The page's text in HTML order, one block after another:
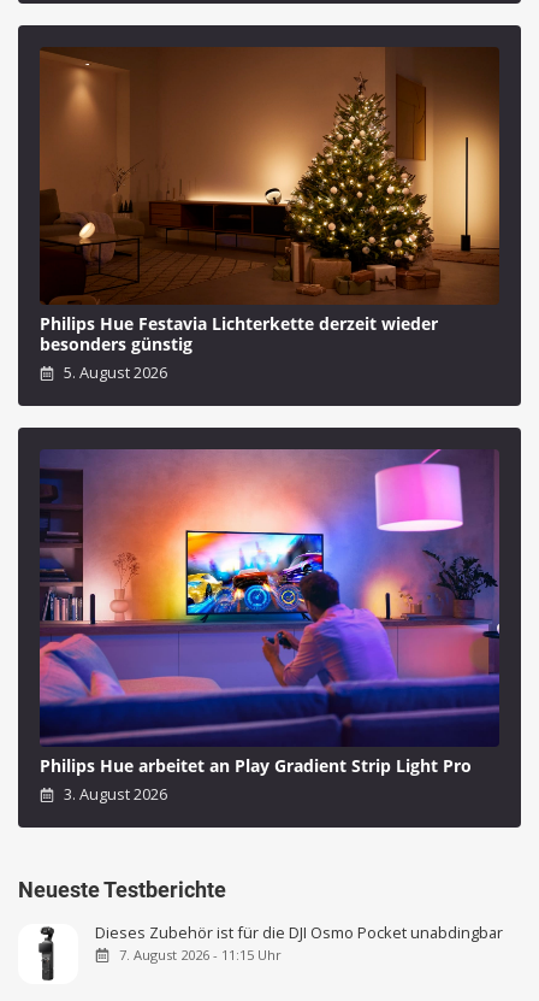
Philips Hue Festavia Lichterkette derzeit wieder
besonders günstig
5. August 2026
Philips Hue arbeitet an Play Gradient Strip Light Pro
3. August 2026
Neueste Testberichte
Dieses Zubehör ist für die DJI Osmo Pocket unabdingbar
7. August 2026 - 11:15 Uhr